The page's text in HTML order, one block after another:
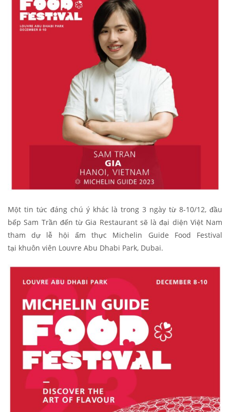
Một tin tức đáng chú ý khác là trong 3 ngày từ 8-10/12, đầu
bếp Sam Trần đến từ Gia Restaurant sẽ là đại diện Việt Nam
tham dự lễ hội ẩm thực Michelin Guide Food Festival
tại khuôn viên Louvre Abu Dhabi Park, Dubai.